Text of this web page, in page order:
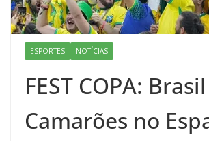
ESPORTES NOTÍCIAS
FEST COPA:
Camarões no